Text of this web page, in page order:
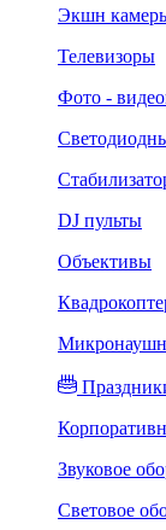
Экшн
Телевизоры
Фото -
DJ пульты
Объективы
Звуковое
Световое